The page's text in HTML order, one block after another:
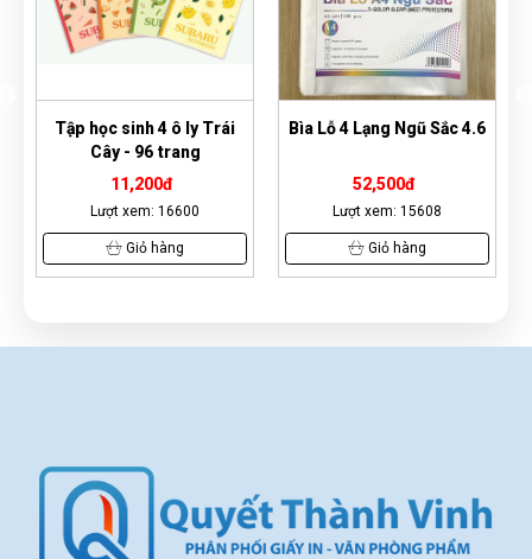
Tập học sinh 4 ô ly Trái
Cây - 96 trang
11,200đ
Lượt xem: 16600
Giỏ hàng
Bìa Lỗ 4 Lạng Ngũ Sắc 4.6
52,500đ
Lượt xem: 15608
Giỏ hàng